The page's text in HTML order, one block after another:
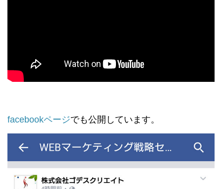
facebookページでも公開しています。